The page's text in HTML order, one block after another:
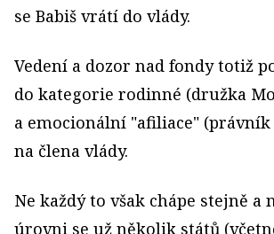
se Babiš vrátí do vlády.
Vedení a dozor nad fondy totiž
do kategorie rodinné (družka
a emocionální "afiliace"
na člena vlády.
Ne každý to však chápe stejně a
úrovni se už několik států